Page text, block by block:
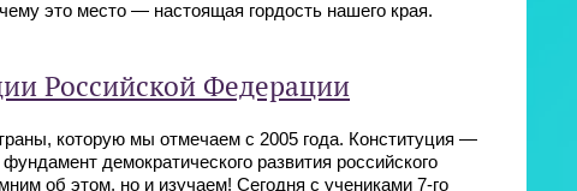
это место — настоящая гордость нашего края.
Российской Федерации
которую мы отмечаем с 2005 года. Конституция —
демократического развития российского
об этом, но и изучаем! Сегодня с учениками 7-го